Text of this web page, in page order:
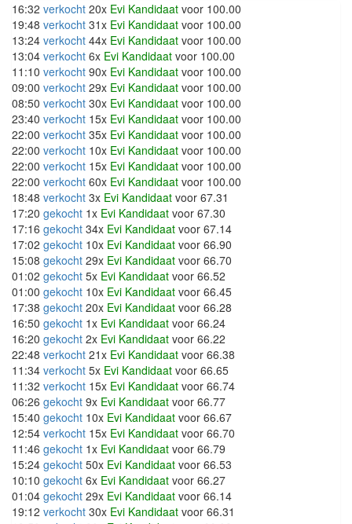
16:32 verkocht 20x Evi Kandidaat voor 100.00
19:48 verkocht 31x Evi Kandidaat voor 100.00
13:24 verkocht 44x Evi Kandidaat voor 100.00
13:04 verkocht 6x Evi Kandidaat voor 100.00
11:10 verkocht 90x Evi Kandidaat voor 100.00
09:00 verkocht 29x Evi Kandidaat voor 100.00
08:50 verkocht 30x Evi Kandidaat voor 100.00
23:40 verkocht 15x Evi Kandidaat voor 100.00
22:00 verkocht 35x Evi Kandidaat voor 100.00
22:00 verkocht 10x Evi Kandidaat voor 100.00
22:00 verkocht 15x Evi Kandidaat voor 100.00
22:00 verkocht 60x Evi Kandidaat voor 100.00
18:48 verkocht 3x Evi Kandidaat voor 67.31
17:20 gekocht 1x Evi Kandidaat voor 67.30
17:16 gekocht 34x Evi Kandidaat voor 67.14
17:02 gekocht 10x Evi Kandidaat voor 66.90
15:08 gekocht 29x Evi Kandidaat voor 66.70
01:02 gekocht 5x Evi Kandidaat voor 66.52
01:00 gekocht 10x Evi Kandidaat voor 66.45
17:38 gekocht 20x Evi Kandidaat voor 66.28
16:50 gekocht 1x Evi Kandidaat voor 66.24
16:20 gekocht 2x Evi Kandidaat voor 66.22
22:48 verkocht 21x Evi Kandidaat voor 66.38
11:34 verkocht 5x Evi Kandidaat voor 66.65
11:32 verkocht 15x Evi Kandidaat voor 66.74
06:26 gekocht 9x Evi Kandidaat voor 66.77
15:40 gekocht 10x Evi Kandidaat voor 66.67
12:54 verkocht 15x Evi Kandidaat voor 66.70
11:46 gekocht 1x Evi Kandidaat voor 66.79
15:24 gekocht 50x Evi Kandidaat voor 66.53
10:10 gekocht 6x Evi Kandidaat voor 66.27
01:04 gekocht 29x Evi Kandidaat voor 66.14
19:12 verkocht 30x Evi Kandidaat voor 66.31